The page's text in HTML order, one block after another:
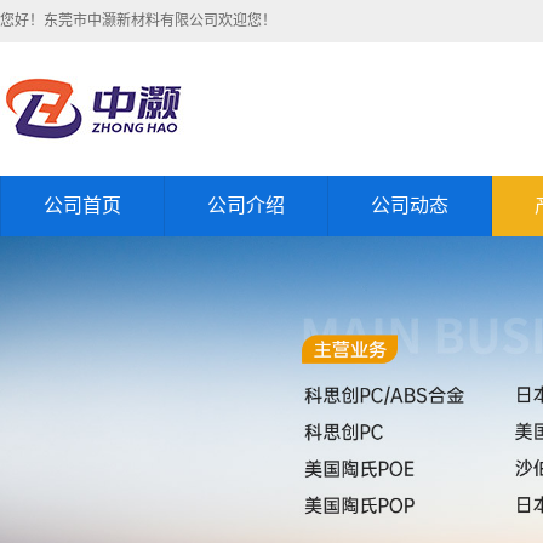
您好！东莞市中灏新材料有限公司欢迎您！
公司首页 公司介绍 公司动态